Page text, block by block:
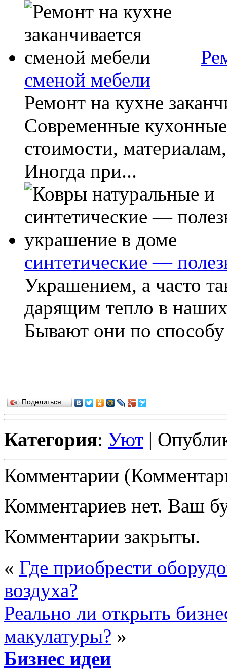
сменой мебели
Ремонт на кухне
Современные
стоимости,
Иногда при...
синтетические —
Украшением, а часто
дарящим тепло в
Бывают они по
Поделиться…
Категория: Уют |
Комментарии
Комментариев нет. Ваш
Комментарии закрыты.
« Где приобрести
воздуха?
Реально ли открыть
макулатуры? »
Бизнес идеи